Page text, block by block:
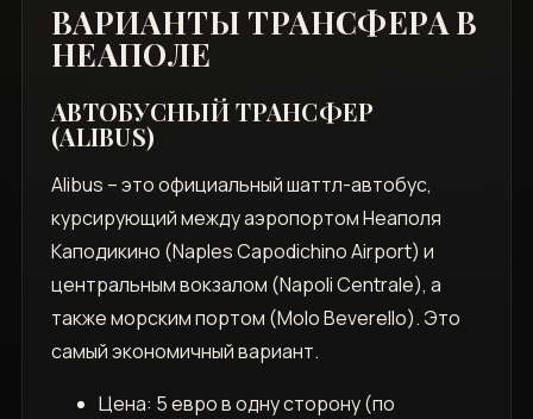
ВАРИАНТЫ ТРАНСФЕРА В
НЕАПОЛЕ
АВТОБУСНЫЙ ТРАНСФЕР
(ALIBUS)
Alibus – это официальный шаттл-автобус,
курсирующий между аэропортом Неаполя
Каподикино (Naples Capodichino Airport) и
центральным вокзалом (Napoli Centrale), а
также морским портом (Molo Beverello). Это
самый экономичный вариант.
Цена: 5 евро в одну сторону (по